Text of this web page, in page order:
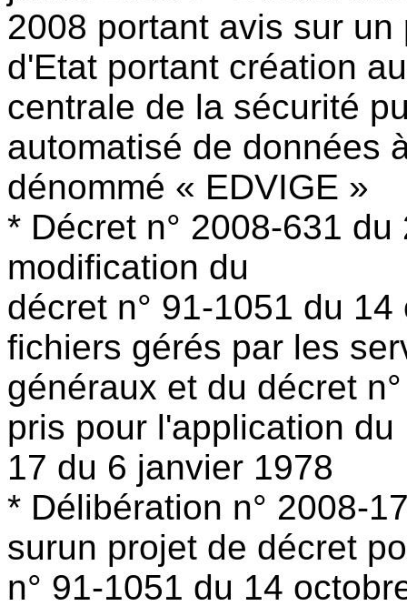
2008 portant avis sur
d'Etat portant création
centrale de la sécurité
automatisé de données
dénommé « EDVIGE »
* Décret n° 2008-631
modification du
décret n° 91-1051 du
fichiers gérés par les
généraux et du décret
pris pour l'application
17 du 6 janvier 1978
* Délibération n° 2008-
surun projet de décret
n° 91-1051 du 14